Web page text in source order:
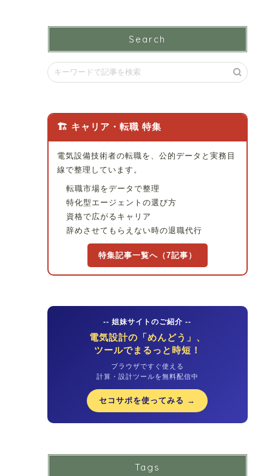
Search
🏗 キャリア・転職 特集
電気設備技術者の転職を、公的データと実務目
線で整理しています。
転職市場をデータで整理
特化型エージェントの選び方
資格で広がるキャリア
辞めさせてもらえない時の退職代行
特集記事一覧へ（7記事）
-- 姐妹サイトのご紹介 --
電気設計の「めんどう」、
ツールでまるっと時短！
ブラウザですぐ使える
計算・設計ツールを無料配信中
セコサポを使ってみる →
Tags